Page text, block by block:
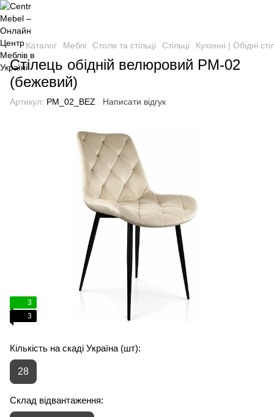
Каталог Меблі Столи та стільці Стільці Кухонні | Обідні
Стілець обідній велюровий PM-02
(бежевий)
Артикул: PM_02_BEZ Написати відгук
3
3
Кількість на скаді Україна (шт):
28
Склад відвантаження: